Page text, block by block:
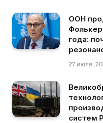
ООН
года:
27 июля,
систем